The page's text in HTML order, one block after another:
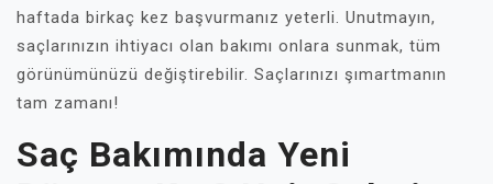
haftada birkaç kez başvurmanız yeterli. Unutmayın,
saçlarınızın ihtiyacı olan bakımı onlara sunmak, tüm
görünümünüzü değiştirebilir. Saçlarınızı şımartmanın
tam zamanı!
Saç Bakımında Yeni